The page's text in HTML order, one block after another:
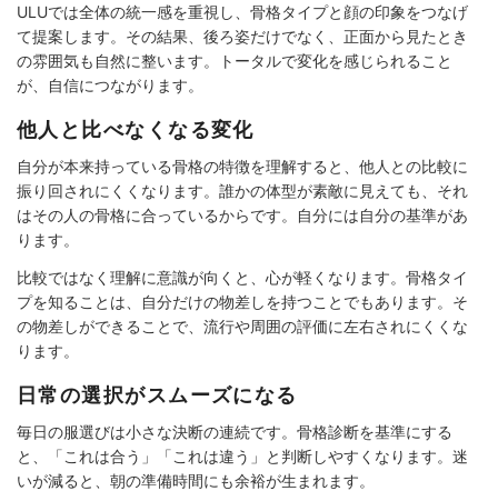
ULUでは全体の統一感を重視し、骨格タイプと顔の印象をつなげ
て提案します。その結果、後ろ姿だけでなく、正面から見たとき
の雰囲気も自然に整います。トータルで変化を感じられること
が、自信につながります。
他人と比べなくなる変化
自分が本来持っている骨格の特徴を理解すると、他人との比較に
振り回されにくくなります。誰かの体型が素敵に見えても、それ
はその人の骨格に合っているからです。自分には自分の基準があ
ります。
比較ではなく理解に意識が向くと、心が軽くなります。骨格タイ
プを知ることは、自分だけの物差しを持つことでもあります。そ
の物差しができることで、流行や周囲の評価に左右されにくくな
ります。
日常の選択がスムーズになる
毎日の服選びは小さな決断の連続です。骨格診断を基準にする
と、「これは合う」「これは違う」と判断しやすくなります。迷
いが減ると、朝の準備時間にも余裕が生まれます。